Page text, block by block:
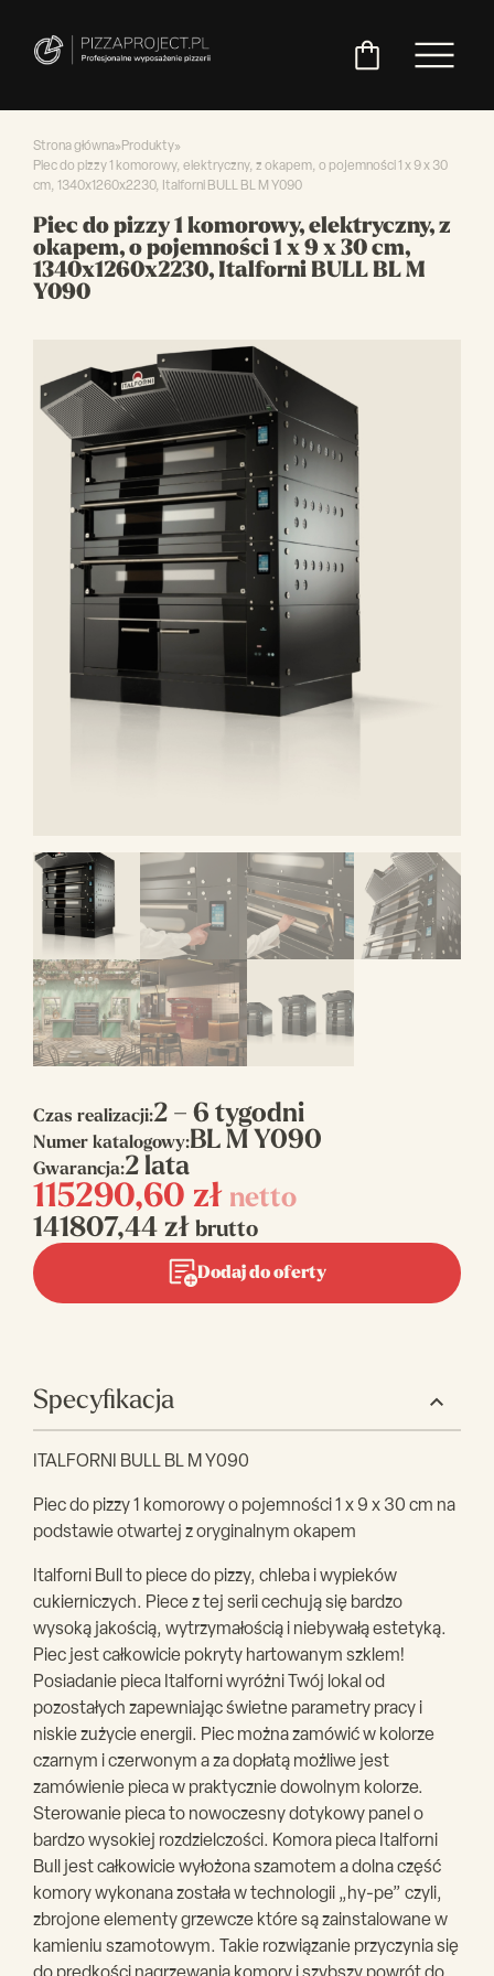
piece
do
pizzy
do
ciasta
do
ciasta
do
pizzy
asortyment
Strona główna»Produkty»
Piec do pizzy 1 komorowy, elektryczny, z okapem, o pojemności 1 x 9 x 30
cm, 1340x1260x2230, Italforni BULL BL M Y090
Piec do pizzy 1 komorowy, elektryczny, z
okapem, o pojemności 1 x 9 x 30 cm,
1340x1260x2230, Italforni BULL BL M
Y090
Czas realizacji:2 – 6 tygodni
Numer katalogowy:BL M Y090
Gwarancja:2 lata
115290,60 zł netto
141807,44 zł brutto
Dodaj do oferty
Specyfikacja
ITALFORNI BULL BL M Y090
Piec do pizzy 1 komorowy o pojemności 1 x 9 x 30 cm na
podstawie otwartej z oryginalnym okapem
Italforni Bull to piece do pizzy, chleba i wypieków
cukierniczych. Piece z tej serii cechują się bardzo
wysoką jakością, wytrzymałością i niebywałą estetyką.
Piec jest całkowicie pokryty hartowanym szklem!
Posiadanie pieca Italforni wyróżni Twój lokal od
pozostałych zapewniając świetne parametry pracy i
niskie zużycie energii. Piec można zamówić w kolorze
czarnym i czerwonym a za dopłatą możliwe jest
zamówienie pieca w praktycznie dowolnym kolorze.
Sterowanie pieca to nowoczesny dotykowy panel o
bardzo wysokiej rozdzielczości. Komora pieca Italforni
Bull jest całkowicie wyłożona szamotem a dolna część
komory wykonana została w technologii „hy-pe” czyli,
zbrojone elementy grzewcze które są zainstalowane w
kamieniu szamotowym. Takie rozwiązanie przyczynia się